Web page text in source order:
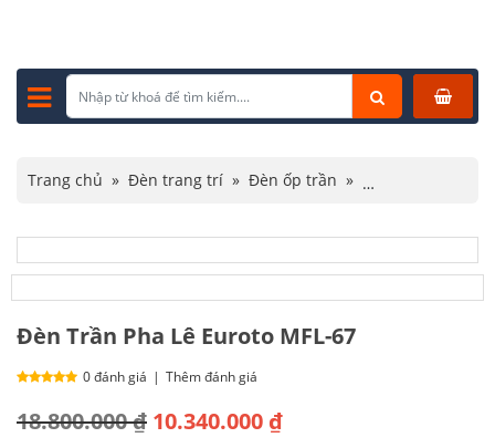
Trang chủ » Đèn trang trí » Đèn ốp trần »
Đèn Trần Pha Lê Euroto MFL-67
0 đánh giá | Thêm đánh giá
18.800.000₫
Giá
10.340.000 ₫
Giá